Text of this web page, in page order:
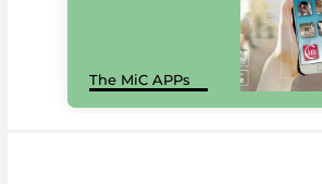
The MiC APPs